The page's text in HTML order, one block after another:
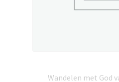
Wandelen met God